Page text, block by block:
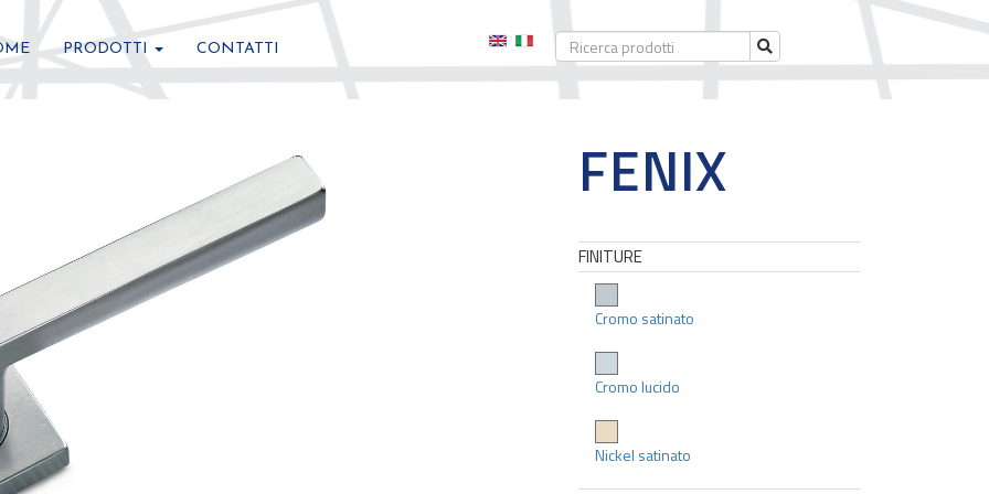
PRODOTTI CONTATTI
FENIX
FINITURE
Cromo satinato
Cromo lucido
Nickel satinato